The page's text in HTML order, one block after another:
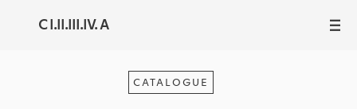
C I.II.III.IV. A III
CATALOGUE